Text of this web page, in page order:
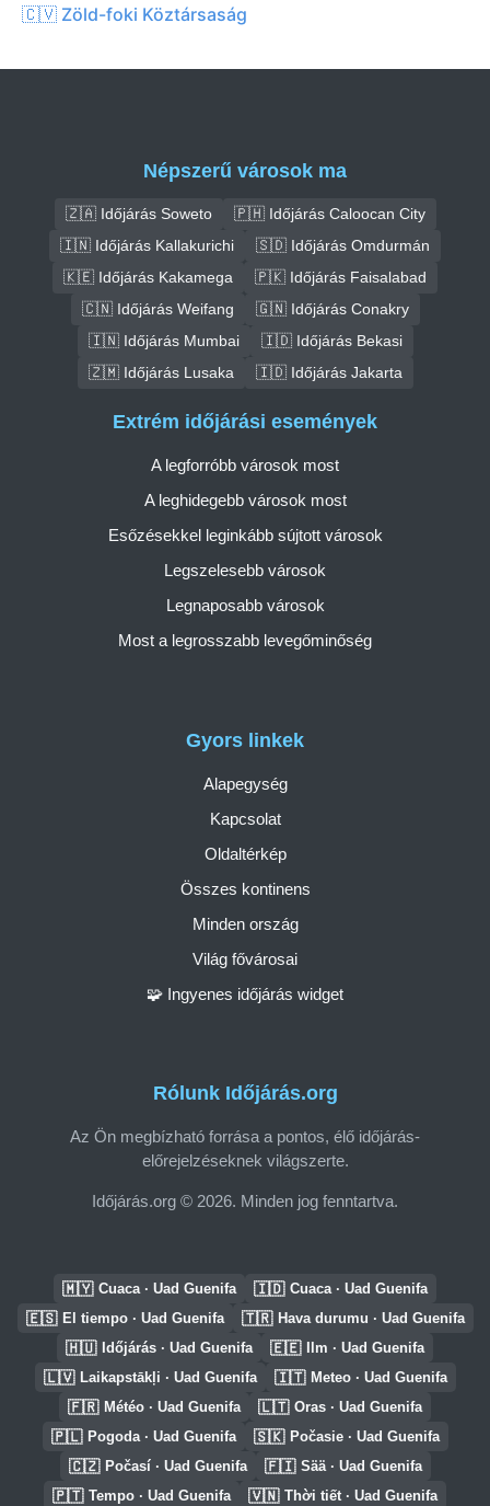
🇨🇻 Zöld-foki Köztársaság
Népszerű városok ma
🇿🇦 Időjárás Soweto
🇵🇭 Időjárás Caloocan City
🇮🇳 Időjárás Kallakurichi
🇸🇩 Időjárás Omdurmán
🇰🇪 Időjárás Kakamega
🇵🇰 Időjárás Faisalabad
🇨🇳 Időjárás Weifang
🇬🇳 Időjárás Conakry
🇮🇳 Időjárás Mumbai
🇮🇩 Időjárás Bekasi
🇿🇲 Időjárás Lusaka
🇮🇩 Időjárás Jakarta
Rólunk Időjárás.org
Az Ön megbízható forrása a pontos, élő időjárás-
előrejelzéseknek világszerte.
Időjárás.org © 2026. Minden jog fenntartva.
Gyors linkek
Alapegység
Kapcsolat
Oldaltérkép
Összes kontinens
Minden ország
Világ fővárosai
🧩 Ingyenes időjárás widget
Extrém időjárási események
A legforróbb városok most
A leghidegebb városok most
Esőzésekkel leginkább sújtott városok
Legszelesebb városok
Legnaposabb városok
Most a legrosszabb levegőminőség
🇲🇾 Cuaca · Uad Guenifa 🇮🇩 Cuaca · Uad Guenifa
🇪🇸 El tiempo · Uad Guenifa 🇹🇷 Hava durumu · Uad Guenifa
🇭🇺 Időjárás · Uad Guenifa 🇪🇪 Ilm · Uad Guenifa
🇱🇻 Laikapstākļi · Uad Guenifa 🇮🇹 Meteo · Uad Guenifa
🇫🇷 Météo · Uad Guenifa 🇱🇹 Oras · Uad Guenifa
🇵🇱 Pogoda · Uad Guenifa 🇸🇰 Počasie · Uad Guenifa
🇨🇿 Počasí · Uad Guenifa 🇫🇮 Sää · Uad Guenifa
🇵🇹 Tempo · Uad Guenifa 🇻🇳 Thời tiết · Uad Guenifa